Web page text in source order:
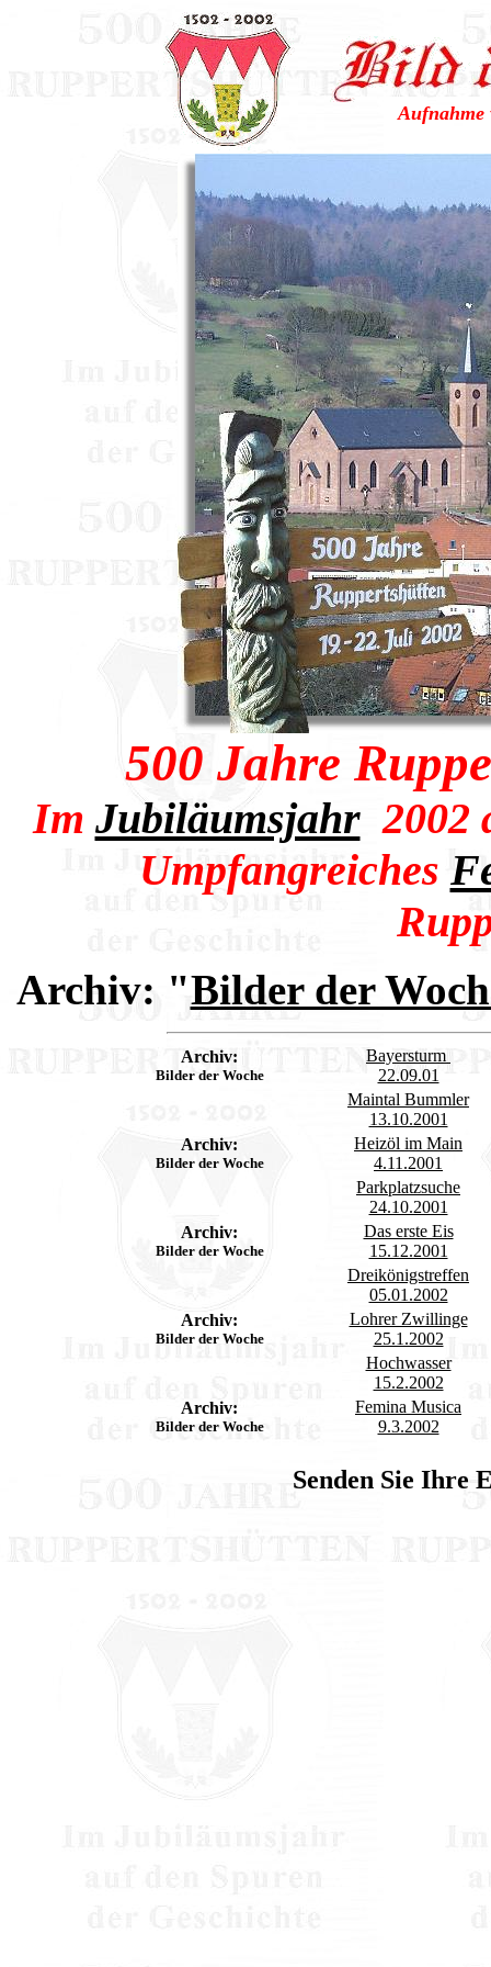
Aufnahme
500 Jahre
Im Jubiläumsjahr2002
Umpfangreiches
Archiv: "Bilder der
Archiv:
Bilder der Woche
Bayersturm
22.09.01
Maintal Bummler
13.10.2001
Archiv:
Bilder der Woche
Heizöl im Main
4.11.2001
Parkplatzsuche
24.10.2001
Archiv:
Bilder der Woche
Das erste Eis
15.12.2001
Dreikönigstreffen
05.01.2002
Archiv:
Bilder der Woche
Lohrer Zwillinge
25.1.2002
Hochwasser
15.2.2002
Archiv:
Bilder der Woche
Femina Musica
9.3.2002
Senden Sie Ihre